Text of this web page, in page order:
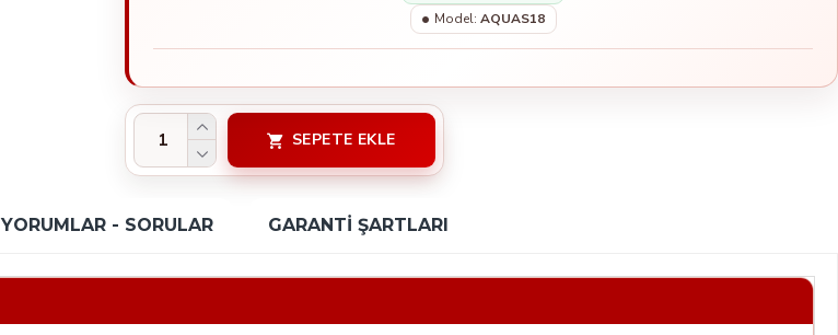
Model: AQUAS18
SEPETE EKLE
YORUMLAR - SORULAR GARANTI ŞARTLARI